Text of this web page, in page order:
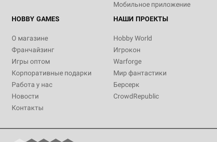
Мобильное приложение
HOBBY GAMES
О магазине
Франчайзинг
Игры оптом
Корпоративные подарки
Работа у нас
Новости
Контакты
НАШИ ПРОЕКТЫ
Hobby World
Игрокон
Warforge
Мир фантастики
Берсерк
CrowdRepublic